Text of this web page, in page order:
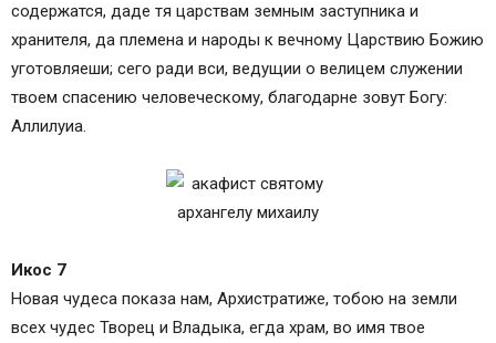
содержатся, даде тя царствам земным заступника и
хранителя, да племена и народы к вечному Царствию Божию
уготовляеши; сего ради вси, ведущии о велицем служении
твоем спасению человеческому, благодарне зовут Богу:
Аллилуиа.
Икос 7
Новая чудеса показа нам, Архистратиже, тобою на земли
всех чудес Творец и Владыка, егда храм, во имя твое